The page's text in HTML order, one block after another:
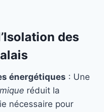
des
énergétiques : Une
réduit la
nécessaire pour